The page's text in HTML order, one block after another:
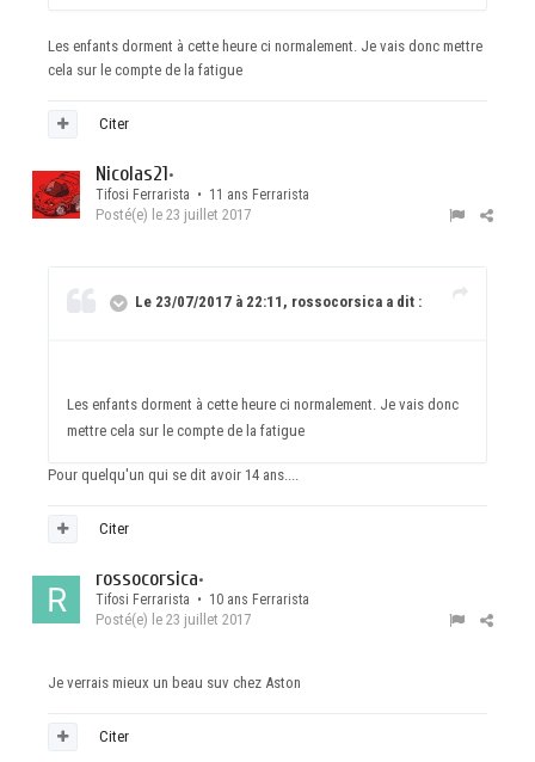
Les enfants dorment à cette heure ci normalement. Je vais donc mettre
cela sur le compte de la fatigue
Citer
Nicolas21•
Tifosi Ferrarista • 11 ans Ferrarista
Posté(e) le 23 juillet 2017
Le 23/07/2017 à 22:11, rossocorsica a dit :
Les enfants dorment à cette heure ci normalement. Je vais donc
mettre cela sur le compte de la fatigue
Pour quelqu'un qui se dit avoir 14 ans....
Citer
rossocorsica•
Tifosi Ferrarista • 10 ans Ferrarista
Posté(e) le 23 juillet 2017
Je verrais mieux un beau suv chez Aston
Citer